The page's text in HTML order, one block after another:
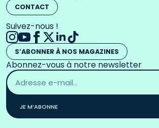
CONTACT
Suivez-nous !
S’ABONNER À NOS MAGAZINES
Abonnez-vous à notre newsletter
Adresse
email
*
JE M’ABONNE